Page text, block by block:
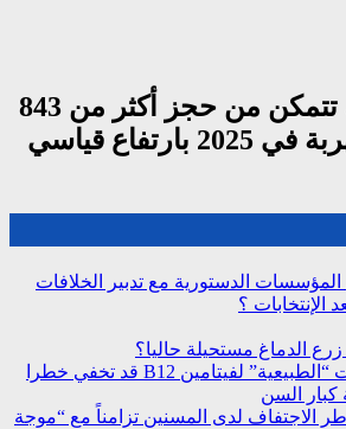
تقرير: الجمارك تتمكن من حجز أكثر من 843
ألف سيجارة مهربة في 2025 بارتفاع قياسي
الدستورية مع تدبير الخلافات
الإنتخابات ؟
زرع الدماغ مستحيلة حاليا؟
دراسة: المستويات “الطبيعية” لفيتامين B12 قد تخفي خطرا
كبار السن
الاجتفاف لدى المسنين تزامناً مع “موجة